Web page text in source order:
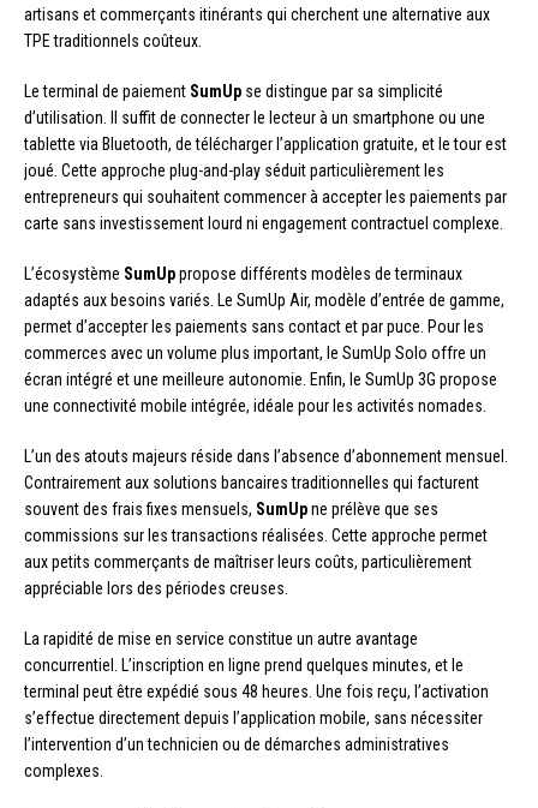
artisans et commerçants itinérants qui cherchent une alternative aux
TPE traditionnels coûteux.
Le terminal de paiement SumUp se distingue par sa simplicité
d’utilisation. Il suffit de connecter le lecteur à un smartphone ou une
tablette via Bluetooth, de télécharger l’application gratuite, et le tour est
joué. Cette approche plug-and-play séduit particulièrement les
entrepreneurs qui souhaitent commencer à accepter les paiements par
carte sans investissement lourd ni engagement contractuel complexe.
L’écosystème SumUppropose différents modèles de terminaux
adaptés aux besoins variés. Le SumUp Air, modèle d’entrée de gamme,
permet d’accepter les paiements sans contact et par puce. Pour les
commerces avec un volume plus important, le SumUp Solo offre un
écran intégré et une meilleure autonomie. Enfin, le SumUp 3G propose
une connectivité mobile intégrée, idéale pour les activités nomades.
L’un des atouts majeurs réside dans l’absence d’abonnement mensuel.
Contrairement aux solutions bancaires traditionnelles qui facturent
souvent des frais fixes mensuels, SumUpne prélève que ses
commissions sur les transactions réalisées. Cette approche permet
aux petits commerçants de maîtriser leurs coûts, particulièrement
appréciable lors des périodes creuses.
La rapidité de mise en service constitue un autre avantage
concurrentiel. L’inscription en ligne prend quelques minutes, et le
terminal peut être expédié sous 48 heures. Une fois reçu, l’activation
s’effectue directement depuis l’application mobile, sans nécessiter
l’intervention d’un technicien ou de démarches administratives
complexes.